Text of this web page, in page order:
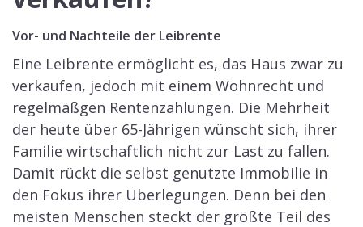
Vor- und Nachteile der Leibrente
Eine Leibrente ermöglicht es, das Haus zwar zu
verkaufen, jedoch mit einem Wohnrecht und
regelmäßgen Rentenzahlungen. Die Mehrheit
der heute über 65-Jährigen wünscht sich, ihrer
Familie wirtschaftlich nicht zur Last zu fallen.
Damit rückt die selbst genutzte Immobilie in
den Fokus ihrer Überlegungen. Denn bei den
meisten Menschen steckt der größte Teil des